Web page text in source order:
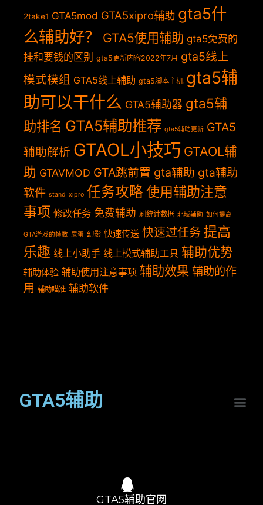
2take1 GTA5mod GTA5xipro辅助 gta5什
么辅助好？
GTA5使用辅助 gta5免费的
挂和要钱的区别
gta5更新内容2022年7月 gta5线上
模式模组 GTA5线上辅助 gta5脚本主机 gta5辅
助可以干什么 GTA5辅助器 gta5辅
助排名 GTA5辅助推荐 gta5辅助更新 GTA5
辅助解析 GTAOL小技巧 GTAOL辅
助 GTAVMOD GTA跳前置 gta辅助 gta辅助
软件 stand xipro 任务攻略 使用辅助注意
事项 修改任务 免费辅助 刷统计数据 北域辅助 如何提高
GTA游戏的帧数 屎蛋 幻影 快速传送 快速过任务 提高
乐趣 线上小助手 线上模式辅助工具 辅助优势
辅助体验 辅助使用注意事项 辅助效果 辅助的作
用 辅助瞄准 辅助软件
GTA5辅助
GTA5辅助官网